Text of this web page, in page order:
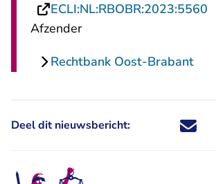
ECLI:NL:RBOBR:2023:5560
Afzender
Rechtbank Oost-Brabant
Deel dit nieuwsbericht: Deel dit
Deel dit
Deel